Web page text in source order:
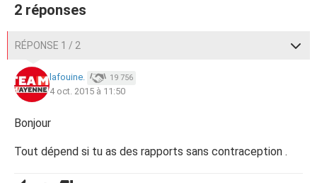
2 réponses
RÉPONSE 1 / 2
lafouine. 19 756
4 oct. 2015 à 11:50
Bonjour
Tout dépend si tu as des rapports sans contraception .